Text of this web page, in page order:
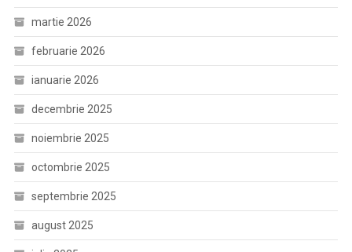
martie 2026
februarie 2026
ianuarie 2026
decembrie 2025
noiembrie 2025
octombrie 2025
septembrie 2025
august 2025